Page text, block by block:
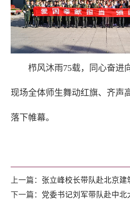
栉风沐雨75载，同心奋进
现场全体师生舞动红旗、齐声
落下帷幕。
上一篇： 张立峰校长带队赴北京
下一篇： 党委书记刘军带队赴中北